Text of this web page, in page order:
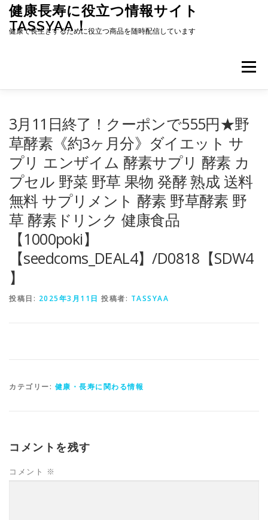
キ
健康長寿に役立つ情報サイト
TASSYAA！
健康で長生きするために役立つ商品を随時配信しています
メニュー
3月11日終了！クーポンで555円★野
草酵素《約3ヶ月分》ダイエット サ
プリ エンザイム 酵素サプリ 酵素 カ
プセル 野菜 野草 果物 発酵 熟成 送料
無料 サプリメント 酵素 野草酵素 野
草 酵素ドリンク 健康食品
【1000poki】
【seedcoms_DEAL4】/D0818【SDW4
】
投稿日: 2025年3月11日 投稿者: TASSYAA
カテゴリー: 健康・長寿に関わる情報
コメントを残す
コメント ※